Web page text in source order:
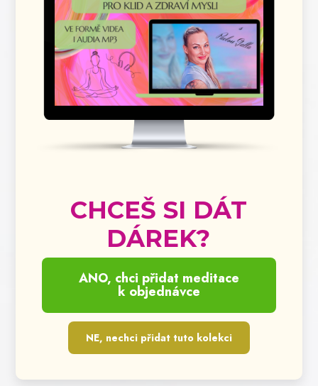
CHCEŠ SI DÁT
DÁREK?
ANO, chci přidat meditace
k objednávce
NE, nechci přidat tuto kolekci